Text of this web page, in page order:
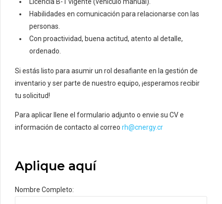
Habilidades en comunicación para relacionarse con las
personas.
Con proactividad, buena actitud, atento al detalle,
ordenado.
Si estás listo para asumir un rol desafiante en la gestión de
inventario y ser parte de nuestro equipo, ¡esperamos recibir
tu solicitud!
Para aplicar llene el formulario adjunto o envie su CV e
información de contacto al correo rh@cnergy.cr
Aplique aquí
Nombre Completo: